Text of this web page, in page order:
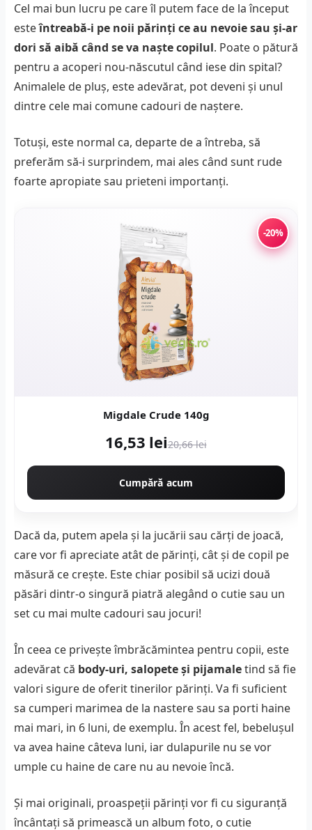
Cel mai bun lucru pe care îl putem face de la început
esteîntreabă-i pe noii părinți ce au nevoie sau și-ar
dori să aibă când se va naște copilul. Poate o pătură
pentru a acoperi nou-născutul când iese din spital?
Animalele de pluș, este adevărat, pot deveni și unul
dintre cele mai comune cadouri de naștere.
Totuși, este normal ca, departe de a întreba, să
preferăm să-i surprindem, mai ales când sunt rude
foarte apropiate sau prieteni importanți.
-20%
Migdale Crude 140g
16,53 lei20,66 lei
Cumpără acum
Dacă da, putem apela și la jucării sau cărți de joacă,
care vor fi apreciate atât de părinți, cât și de copil pe
măsură ce crește. Este chiar posibil să ucizi două
păsări dintr-o singură piatră alegând o cutie sau un
set cu mai multe cadouri sau jocuri!
În ceea ce privește îmbrăcămintea pentru copii, este
adevărat că body-uri, salopete și pijamaletind să fie
valori sigure de oferit tinerilor părinți. Va fi suficient
sa cumperi marimea de la nastere sau sa porti haine
mai mari, in 6 luni, de exemplu. În acest fel, bebelușul
va avea haine câteva luni, iar dulapurile nu se vor
umple cu haine de care nu au nevoie încă.
Și mai originali, proaspeții părinți vor fi cu siguranță
încântați să primească un album foto, o cutie